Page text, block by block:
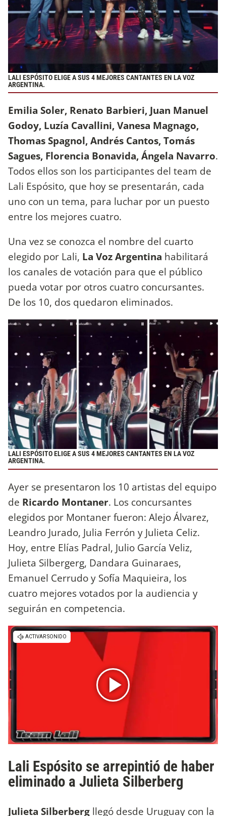
LALI ESPÓSITO ELIGE A SUS 4 MEJORES CANTANTES EN LA VOZ
ARGENTINA.
Emilia Soler, Renato Barbieri, Juan Manuel
Godoy, Luzía Cavallini, Vanesa Magnago,
Thomas Spagnol, Andrés Cantos, Tomás
Sagues, Florencia Bonavida, Ángela Navarro.
Todos ellos son los participantes del team de
Lali Espósito, que hoy se presentarán, cada
uno con un tema, para luchar por un puesto
entre los mejores cuatro.
Una vez se conozca el nombre del cuarto
elegido por Lali, La Voz Argentina habilitará
los canales de votación para que el público
pueda votar por otros cuatro concursantes.
De los 10, dos quedaron eliminados.
LALI ESPÓSITO ELIGE A SUS 4 MEJORES CANTANTES EN LA VOZ
ARGENTINA.
Ayer se presentaron los 10 artistas del equipo
de Ricardo Montaner. Los concursantes
elegidos por Montaner fueron: Alejo Álvarez,
Leandro Jurado, Julia Ferrón y Julieta Celiz.
Hoy, entre Elías Padral, Julio García Veliz,
Julieta Silbergerg, Dandara Guinaraes,
Emanuel Cerrudo y Sofía Maquieira, los
cuatro mejores votados por la audiencia y
seguirán en competencia.
Lali Espósito se arrepintió de haber
eliminado a Julieta Silberberg
Julieta Silberberg llegó desde Uruguay con la